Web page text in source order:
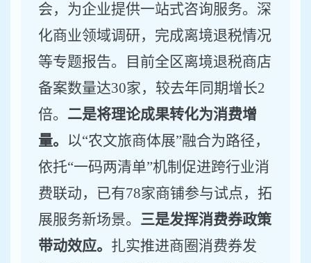
会，为企业提供一站式咨询服务。深
化商业领域调研，完成离境退税情况
等专题报告。目前全区离境退税商店
备案数量达30家， 较去年同期增长2
倍。 二是将理论成果转化为消费增
量。 以“农文旅商体展”融合为路径，
依托“一码两清单”机制促进跨行业消
费联动，已有78家商铺参与试点，拓
展服务新场景。 三是发挥消费券政策
带动效应。 扎实推进商圈消费券发